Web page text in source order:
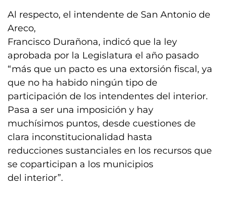
Al respecto, el intendente de San Antonio de
Areco,
Francisco Durañona, indicó que la ley
aprobada por la Legislatura el año pasado
“más que un pacto es una extorsión fiscal, ya
que no ha habido ningún tipo de
participación de los intendentes del interior.
Pasa a ser una imposición y hay
muchísimos puntos, desde cuestiones de
clara inconstitucionalidad hasta
reducciones sustanciales en los recursos que
se coparticipan a los municipios
del interior”.